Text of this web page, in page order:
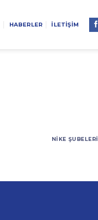
HABERLER İLETİŞİM
NIKE ŞUBELERI